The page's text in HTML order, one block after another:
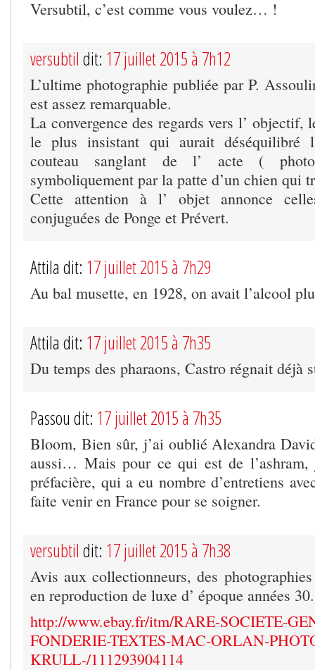
Versubtil, c’est comme vous voulez… !
versubtil dit: 17 juillet 2015 à 7h12
L’ultime photographie publiée par P.
est assez remarquable.
La convergence des regards vers l’ objectif,
le plus insistant qui aurait déséquilibré
couteau sanglant de l’ acte (
symboliquement par la patte d’un chien qui
Cette attention à l’ objet annonce
conjuguées de Ponge et Prévert.
Attila dit: 17 juillet 2015 à 7h29
Au bal musette, en 1928, on avait l’alcool
Attila dit: 17 juillet 2015 à 7h35
Du temps des pharaons, Castro régnait déjà
Passou dit: 17 juillet 2015 à 7h35
Bloom, Bien sûr, j’ai oublié Alexandra
aussi… Mais pour ce qui est de
préfacière, qui a eu nombre d’entretiens
faite venir en France pour se soigner.
versubtil dit: 17 juillet 2015 à 7h38
Avis aux collectionneurs, des
en reproduction de luxe d’ époque années 30.
http://www.ebay.fr/itm/RARE-SOCIETE-
FONDERIE-TEXTES-MAC-ORLAN-
KRULL-/111293904114